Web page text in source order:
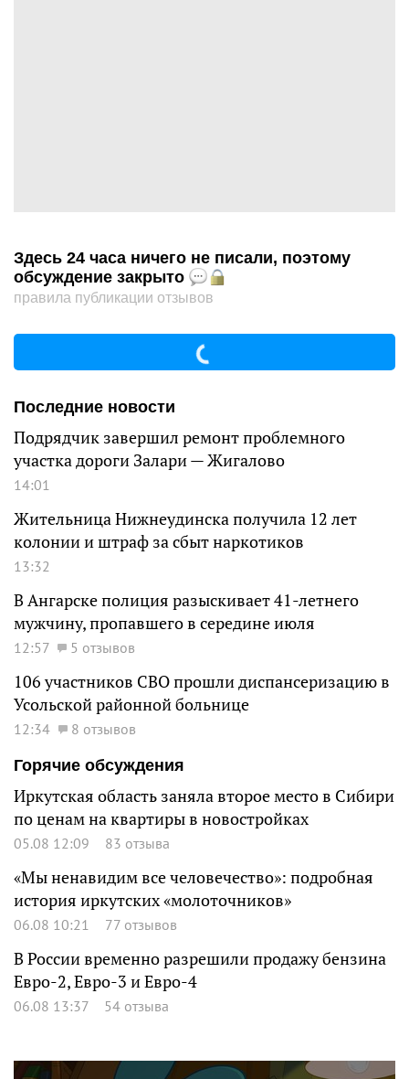
Здесь 24 часа ничего не писали, поэтому
обсуждение закрыто
правила публикации отзывов
Последние новости
Подрядчик завершил ремонт проблемного
участка дороги Залари — Жигалово
14:01
Жительница Нижнеудинска получила 12 лет
колонии и штраф за сбыт наркотиков
13:32
В Ангарске полиция разыскивает 41-летнего
мужчину, пропавшего в середине июля
12:57 5 отзывов
106 участников СВО прошли диспансеризацию в
Усольской районной больнице
12:34
8 отзывов
Горячие обсуждения
Иркутская область заняла второе место в Сибири
по ценам на квартиры в новостройках
05.08 12:09 83 отзыва
«Мы ненавидим все человечество»: подробная
история иркутских «молоточников»
06.08 10:21 77 отзывов
В России временно разрешили продажу бензина
Евро-2, Евро-3 и Евро-4
06.08 13:37 54 отзыва